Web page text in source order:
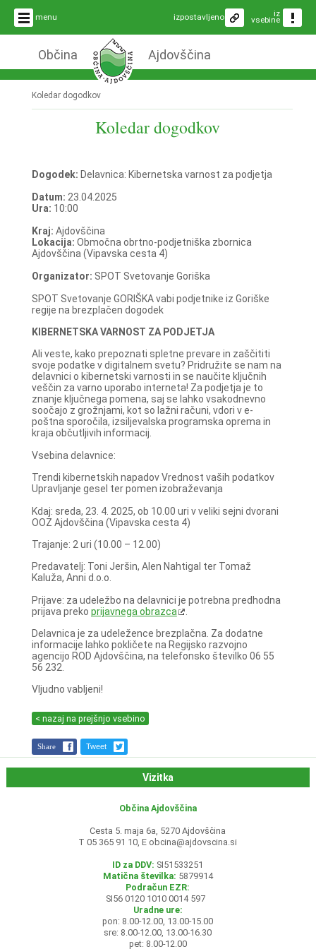
menu iz
vsebine
izpostavljeno
Občina Ajdovščina
Koledar dogodkov
Koledar dogodkov
Dogodek: Delavnica: Kibernetska varnost za podjetja
Datum: 23.04.2025
Ura: 10:00
Kraj: Ajdovščina
Lokacija: Območna obrtno-podjetniška zbornica
Ajdovščina (Vipavska cesta 4)
Organizator: SPOT Svetovanje Goriška
SPOT Svetovanje GORIŠKA vabi podjetnike iz Goriške
regije na brezplačen dogodek
KIBERNETSKA VARNOST ZA PODJETJA
Ali veste, kako prepoznati spletne prevare in zaščititi
svoje podatke v digitalnem svetu? Pridružite se nam na
delavnici o kibernetski varnosti in se naučite ključnih
veščin za varno uporabo interneta! Za podjetja je to
znanje ključnega pomena, saj se lahko vsakodnevno
soočajo z grožnjami, kot so lažni računi, vdori v e-
poštna sporočila, izsiljevalska programska oprema in
kraja občutljivih informacij.
Vsebina delavnice:
Trendi kibernetskih napadov Vrednost vaših podatkov
Upravljanje gesel ter pomen izobraževanja
Kdaj: sreda, 23. 4. 2025, ob 10.00 uri v veliki sejni dvorani
OOZ Ajdovščina (Vipavska cesta 4)
Trajanje: 2 uri (10.00 – 12.00)
Predavatelj: Toni Jeršin, Alen Nahtigal ter Tomaž
Kaluža, Anni d.o.o.
Prijave: za udeležbo na delavnici je potrebna predhodna
prijava preko prijavnega obrazca
Delavnica je za udeležence brezplačna. Za dodatne
informacije lahko pokličete na Regijsko razvojno
agencijo ROD Ajdovščina, na telefonsko številko 06 55
56 232.
Vljudno vabljeni!
< nazaj na prejšnjo vsebino
Share Tweet
Vizitka
Občina Ajdovščina
Cesta 5. maja 6a, 5270 Ajdovščina
T 05 365 91 10, E obcina@ajdovscina.si
ID za DDV: SI51533251
Matična številka: 5879914
Podračun EZR:
SI56 0120 1010 0014 597
Uradne ure:
pon: 8.00-12.00, 13.00-15.00
sre: 8.00-12.00, 13.00-16.30
pet: 8.00-12.00